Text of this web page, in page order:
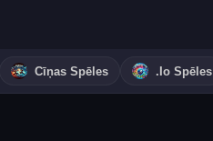
Cīņas Spēles .io Spēles